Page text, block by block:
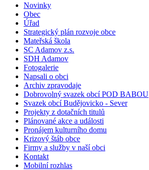
Novinky
Obec
Úřad
Strategický plán rozvoje obce
Mateřská škola
SC Adamov z.s.
SDH Adamov
Fotogalerie
Napsali o obci
Archiv zpravodaje
Dobrovolný svazek obcí POD BABOU
Svazek obcí Budějovicko - Sever
Projekty z dotačních titulů
Plánované akce a události
Pronájem kulturního domu
Krizový štáb obce
Firmy a služby v naší obci
Kontakt
Mobilní rozhlas